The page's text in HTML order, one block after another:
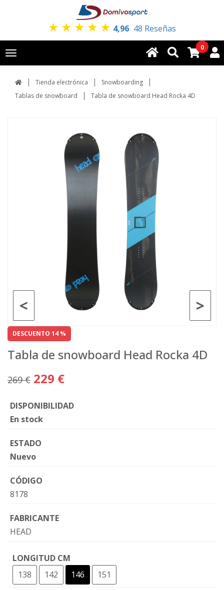
★ ★ ★ ★ ★ 4,96 48 Reseñas
Toggle
navigation
0
Tienda electrónica
Snowboarding
Tablas de snowboard
Tabla de snowboard Head Rocka 4D
>
<
DESCUENTO 14 %
Tabla de snowboard Head Rocka 4D
269 € 229 €
DISPONIBILIDAD
En stock
ESTADO
Nuevo
CÓDIGO
8178
FABRICANTE
HEAD
LONGITUD CM
138
142 146 151